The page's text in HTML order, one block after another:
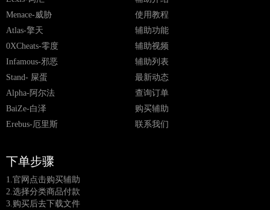
Menace-威胁
Atlas-擎天
0XCheats-零度
Infamous-邪恶
Stand- 屎蛋
Alpha-阿尔法
BaiZe-白泽
Erebus-厄里斯
使用教程
辅助功能
辅助视频
辅助列表
最新动态
查询订单
购买辅助
联系我们
下单步骤
1.官网点击购买辅助
2.选择分类商品付款
3.购买后去下载文件